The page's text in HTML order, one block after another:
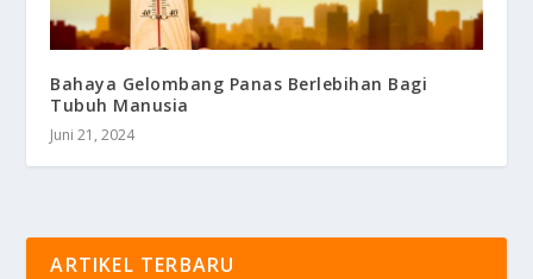
Bahaya Gelombang Panas Berlebihan Bagi
Tubuh Manusia
Juni 21, 2024
ARTIKEL TERBARU